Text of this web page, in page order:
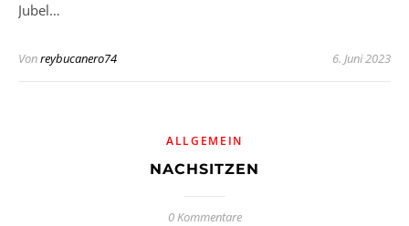
Jubel…
Vonreybucanero74 6. Juni 2023
ALLGEMEIN
NACHSITZEN
0 Kommentare